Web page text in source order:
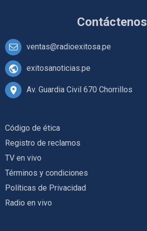
Contáctenos
ventas@radioexitosa.pe
exitosanoticias.pe
Av. Guardia Civil 670 Chorrillos
Código de ética
Registro de reclamos
TV en vivo
Términos y condiciones
Políticas de Privacidad
Radio en vivo